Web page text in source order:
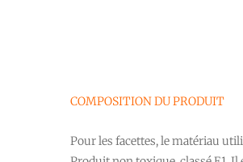
COMPOSITION DU PRODUIT
Pour les facettes, le matériau